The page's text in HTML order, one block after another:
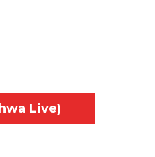
Live)